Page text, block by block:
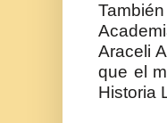
Araceli
que el
Historia